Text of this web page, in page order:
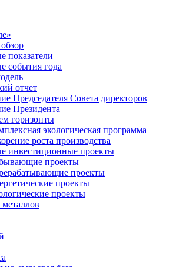
показатели
события года
отчет
Председателя Совета директоров
Президента
горизонты
экологическая программа
роста производства
инвестиционные проекты
проекты
проекты
проекты
проекты